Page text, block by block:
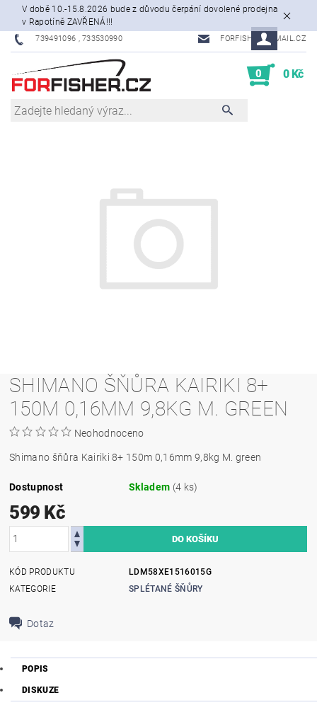
V době 10.-15.8.2026 bude z důvodu čerpání dovolené prodejna
v Rapotíně ZAVŘENÁ!!!
739491096 , 733530990 FORFISHER@EMAIL.CZ
0 0 Kč
SHIMANO ŠŇŮRA KAIRIKI 8+
150M 0,16MM 9,8KG M. GREEN
Neohodnoceno
Shimano šňůra Kairiki 8+ 150m 0,16mm 9,8kg M. green
Dostupnost Skladem (4 ks)
599 Kč
KÓD PRODUKTU
LDM58XE1516015G
KATEGORIE
SPLÉTANÉ ŠŇŮRY
Dotaz
POPIS
DISKUZE